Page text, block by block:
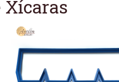
Xícaras